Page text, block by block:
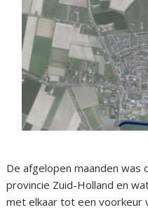
De afgelopen maanden
provincie Zuid-Holland en
met elkaar tot een voorkeur